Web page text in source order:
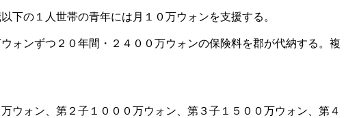
下の１人世帯の青年には月１０万ウォンを支援する。
ォンずつ２０年間・２４００万ウォンの保険料を郡が代納する。複
ウォン、第２子１０００万ウォン、第３子１５００万ウォン、第４